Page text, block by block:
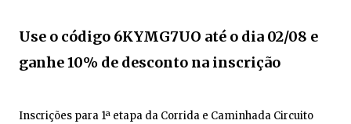
Use o código 6KYMG7UO até o dia 02/08 e
ganhe 10% de desconto na inscrição
Inscrições para 1ª etapa da Corrida e Caminhada Circuito